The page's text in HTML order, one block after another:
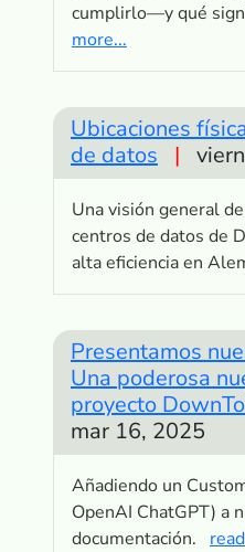
cumplirlo—y qué
more...
Ubicaciones
de datos
|
Una visión general
centros de datos de
alta eficiencia en
Presentamos
Una poderosa
proyecto
mar 16, 2025
Añadiendo un
OpenAI ChatGPT) a
documentación.